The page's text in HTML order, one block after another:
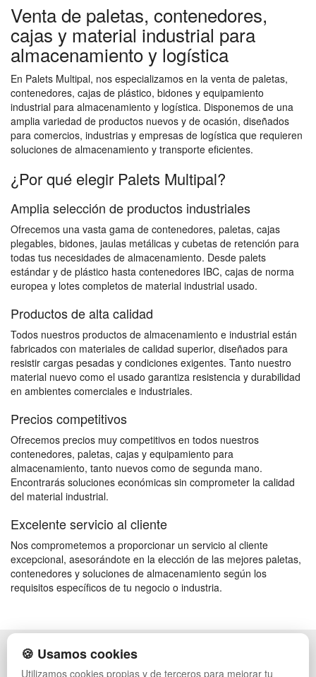
Venta de paletas, contenedores,
cajas y material industrial para
almacenamiento y logística
En Palets Multipal, nos especializamos en la venta de paletas,
contenedores, cajas de plástico, bidones y equipamiento
industrial para almacenamiento y logística. Disponemos de una
amplia variedad de productos nuevos y de ocasión, diseñados
para comercios, industrias y empresas de logística que requieren
soluciones de almacenamiento y transporte eficientes.
¿Por qué elegir Palets Multipal?
Amplia selección de productos industriales
Ofrecemos una vasta gama de contenedores, paletas, cajas
plegables, bidones, jaulas metálicas y cubetas de retención para
todas tus necesidades de almacenamiento. Desde palets
estándar y de plástico hasta contenedores IBC, cajas de norma
europea y lotes completos de material industrial usado.
Productos de alta calidad
Todos nuestros productos de almacenamiento e industrial están
fabricados con materiales de calidad superior, diseñados para
resistir cargas pesadas y condiciones exigentes. Tanto nuestro
material nuevo como el usado garantiza resistencia y durabilidad
en ambientes comerciales e industriales.
Precios competitivos
Ofrecemos precios muy competitivos en todos nuestros
contenedores, paletas, cajas y equipamiento para
almacenamiento, tanto nuevos como de segunda mano.
Encontrarás soluciones económicas sin comprometer la calidad
del material industrial.
Excelente servicio al cliente
Nos comprometemos a proporcionar un servicio al cliente
excepcional, asesorándote en la elección de las mejores paletas,
contenedores y soluciones de almacenamiento según los
requisitos específicos de tu negocio o industria.
POLÍTICA DE PRIVACIDAD
CONDICIONES DE USO
🍪 Usamos cookies
Utilizamos cookies propias y de terceros para mejorar tu